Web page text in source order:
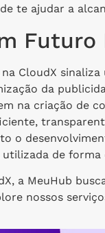
te ajudar a
CloudX
da
na criação de
o
utilizada de forma
a MeuHub
nossos